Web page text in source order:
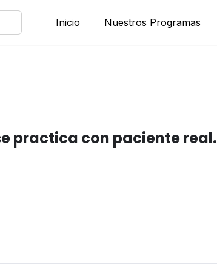
Inicio Nuestros Programas
practica con paciente real.